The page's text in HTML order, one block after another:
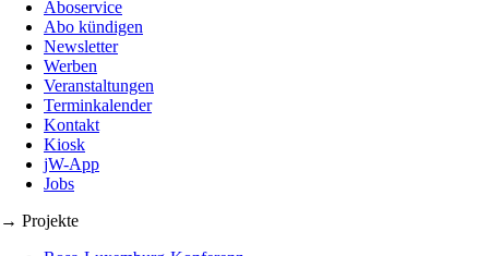
Aboservice
Abo kündigen
Newsletter
Werben
Veranstaltungen
Terminkalender
Kontakt
Kiosk
jW-App
Jobs
→ Projekte